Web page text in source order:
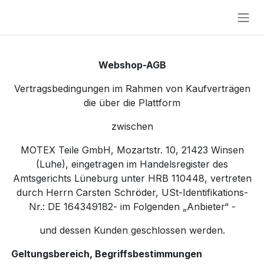
Webshop-AGB
Vertragsbedingungen im Rahmen von Kaufverträgen
die über die Plattform
zwischen
MOTEX Teile GmbH, Mozartstr. 10, 21423 Winsen
(Luhe), eingetragen im Handelsregister des
Amtsgerichts Lüneburg unter HRB 110448, vertreten
durch Herrn Carsten Schröder, USt-Identifikations-
Nr.: DE 164349182- im Folgenden „Anbieter“ -
und dessen Kunden geschlossen werden.
Geltungsbereich, Begriffsbestimmungen